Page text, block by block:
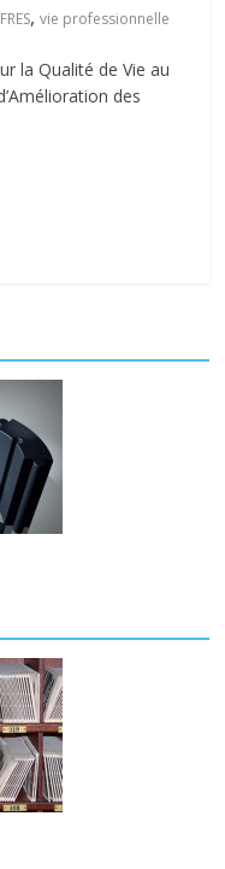
,vie professionnelle
la Qualité de Vie au
des